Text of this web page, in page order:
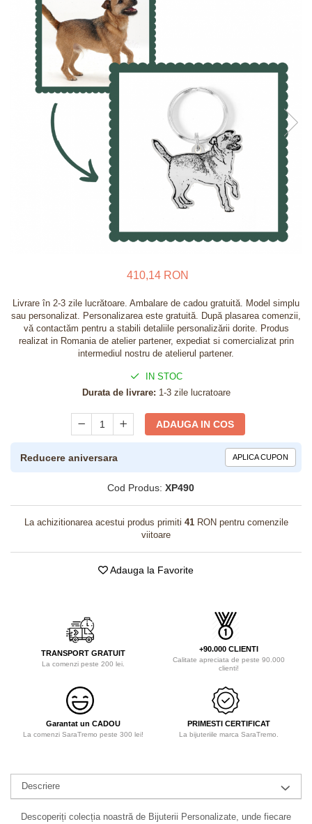
Bijuterii pentru barbati
Lanturi
Bratari
Talismane
Verighete
Bijuterii din argint placate cu aur
410,14 RON
Livrare în 2-3 zile lucrătoare. Ambalare de cadou gratuită. Model simplu
sau personalizat. Personalizarea este gratuită. După plasarea comenzii,
vă contactăm pentru a stabili detaliile personalizării dorite. Produs
realizat in Romania de atelier partener, expediat si comercializat prin
intermediul nostru de atelierul partener.
IN STOC
Durata de livrare: 1-3 zile lucratoare
ADAUGA IN COS
Reducere aniversara APLICA CUPON
Cod Produs: XP490
La achizitionarea acestui produs primiti 41RON pentru comenzile
viitoare
Adauga la Favorite
TRANSPORT GRATUIT
La comenzi peste 200 lei.
+90.000 CLIENTI
Calitate apreciata de peste 90.000
clienti!
Garantat un CADOU
La comenzi SaraTremo peste 300 lei!
PRIMESTI CERTIFICAT
La bijuteriile marca SaraTremo.
Descriere
Descoperiți colecția noastră de Bijuterii Personalizate, unde fiecare